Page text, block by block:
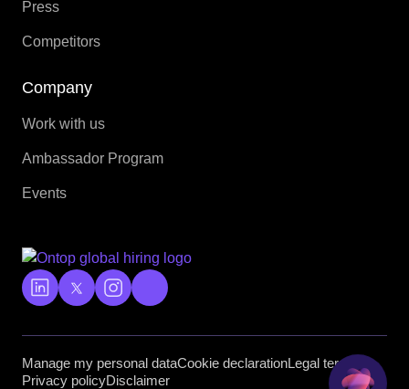
Press
Competitors
Company
Work with us
Ambassador Program
Events
Manage my personal dataCookie declarationLegal terms
Privacy policyDisclaimer